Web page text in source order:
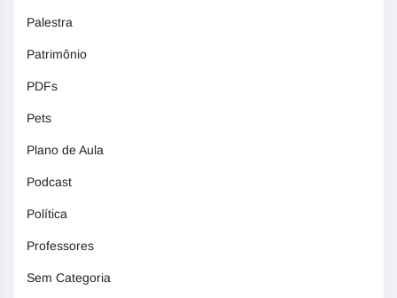
Palestra
Patrimônio
PDFs
Pets
Plano de Aula
Podcast
Política
Professores
Sem Categoria